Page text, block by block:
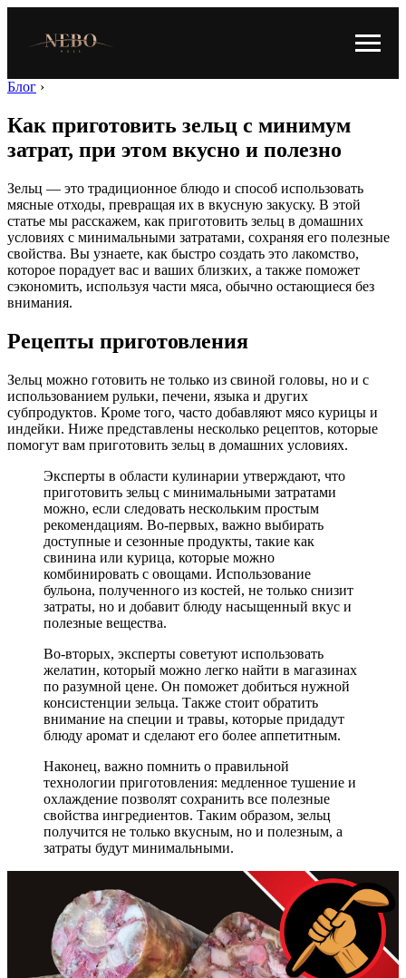
Блог ›
Как приготовить зельц с минимум
затрат, при этом вкусно и полезно
Зельц — это традиционное блюдо и способ использовать
мясные отходы, превращая их в вкусную закуску. В этой
статье мы расскажем, как приготовить зельц в домашних
условиях с минимальными затратами, сохраняя его полезные
свойства. Вы узнаете, как быстро создать это лакомство,
которое порадует вас и ваших близких, а также поможет
сэкономить, используя части мяса, обычно остающиеся без
внимания.
Рецепты приготовления
Зельц можно готовить не только из свиной головы, но и с
использованием рульки, печени, языка и других
субпродуктов. Кроме того, часто добавляют мясо курицы и
индейки. Ниже представлены несколько рецептов, которые
помогут вам приготовить зельц в домашних условиях.
Эксперты в области кулинарии утверждают, что
приготовить зельц с минимальными затратами
можно, если следовать нескольким простым
рекомендациям. Во-первых, важно выбирать
доступные и сезонные продукты, такие как
свинина или курица, которые можно
комбинировать с овощами. Использование
бульона, полученного из костей, не только снизит
затраты, но и добавит блюду насыщенный вкус и
полезные вещества.
Во-вторых, эксперты советуют использовать
желатин, который можно легко найти в магазинах
по разумной цене. Он поможет добиться нужной
консистенции зельца. Также стоит обратить
внимание на специи и травы, которые придадут
блюду аромат и сделают его более аппетитным.
Наконец, важно помнить о правильной
технологии приготовления: медленное тушение и
охлаждение позволят сохранить все полезные
свойства ингредиентов. Таким образом, зельц
получится не только вкусным, но и полезным, а
затраты будут минимальными.